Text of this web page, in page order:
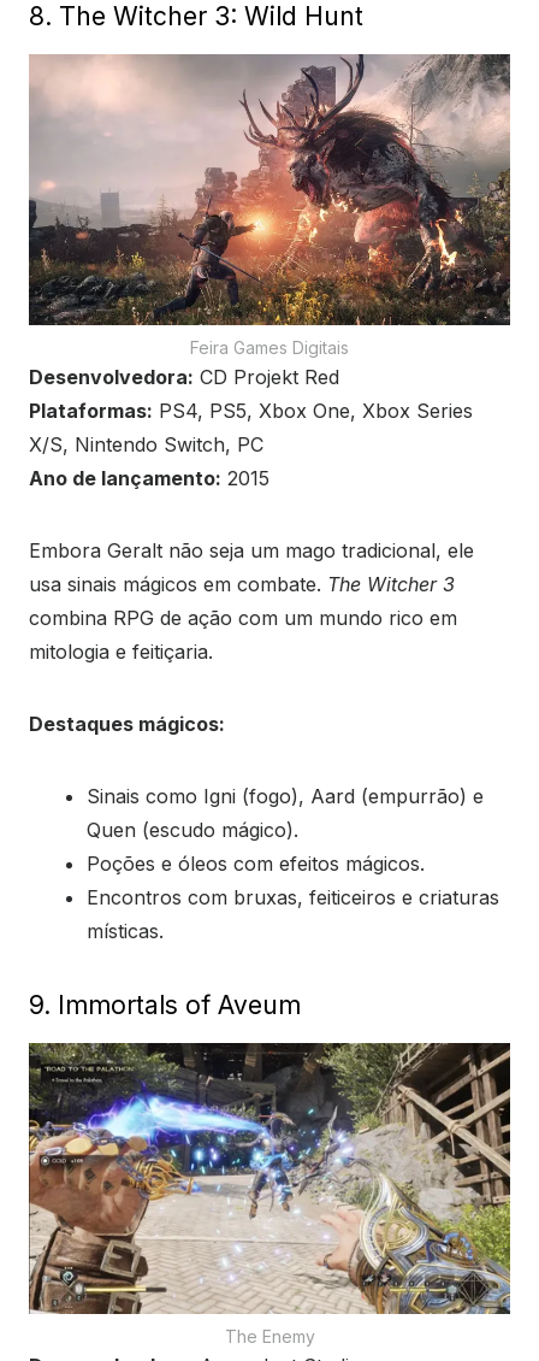
8. The Witcher 3: Wild Hunt
Feira Games Digitais
Desenvolvedora: CD Projekt Red
Plataformas: PS4, PS5, Xbox One, Xbox Series
X/S, Nintendo Switch, PC
Ano de lançamento: 2015
Embora Geralt não seja um mago tradicional, ele
usa sinais mágicos em combate. The Witcher 3
combina RPG de ação com um mundo rico em
mitologia e feitiçaria.
Destaques mágicos:
Sinais como Igni (fogo), Aard (empurrão) e
Quen (escudo mágico).
Poções e óleos com efeitos mágicos.
Encontros com bruxas, feiticeiros e criaturas
místicas.
9. Immortals of Aveum
The Enemy